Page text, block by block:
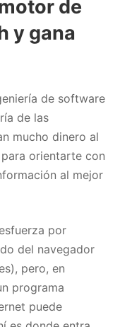
de
y gana
de software
de las
mucho dinero al
orientarte con
al mejor
por
del navegador
pero, en
programa
puede